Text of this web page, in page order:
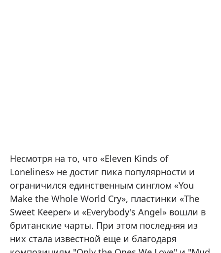
Несмотря на то, что «Eleven Kinds of
Lonelines» не достиг пика популярности и
ограничился единственным синглом «You
Make the Whole World Cry», пластинки «The
Sweet Keeper» и «Everybody's Angel» вошли в
британские чарты. При этом последняя из
них стала известной еще и благодаря